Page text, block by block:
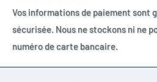
Olympus E-300
Olympus E-330
Olympus E-5
Olympus E-500
Vos informations de paiement sont
sécurisée. Nous ne stockons ni ne
numéro de carte bancaire.